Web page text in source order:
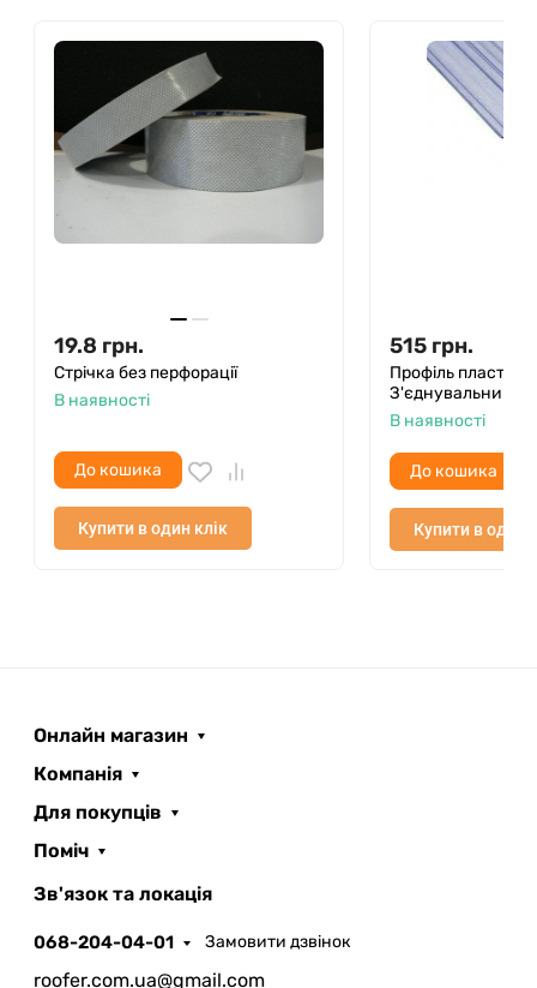
19.8 грн.
Стрічка без перфорації
В наявності
До кошика
Купити в один клік
515 грн.
Профіль
З'єднувальний
В наявності
До кошика
Купити в один
Онлайн магазин
Компанія
Для покупців
Поміч
Зв'язок та локація
068-204-04-01 Замовити дзвінок
roofer.com.ua@gmail.com
AI помічник